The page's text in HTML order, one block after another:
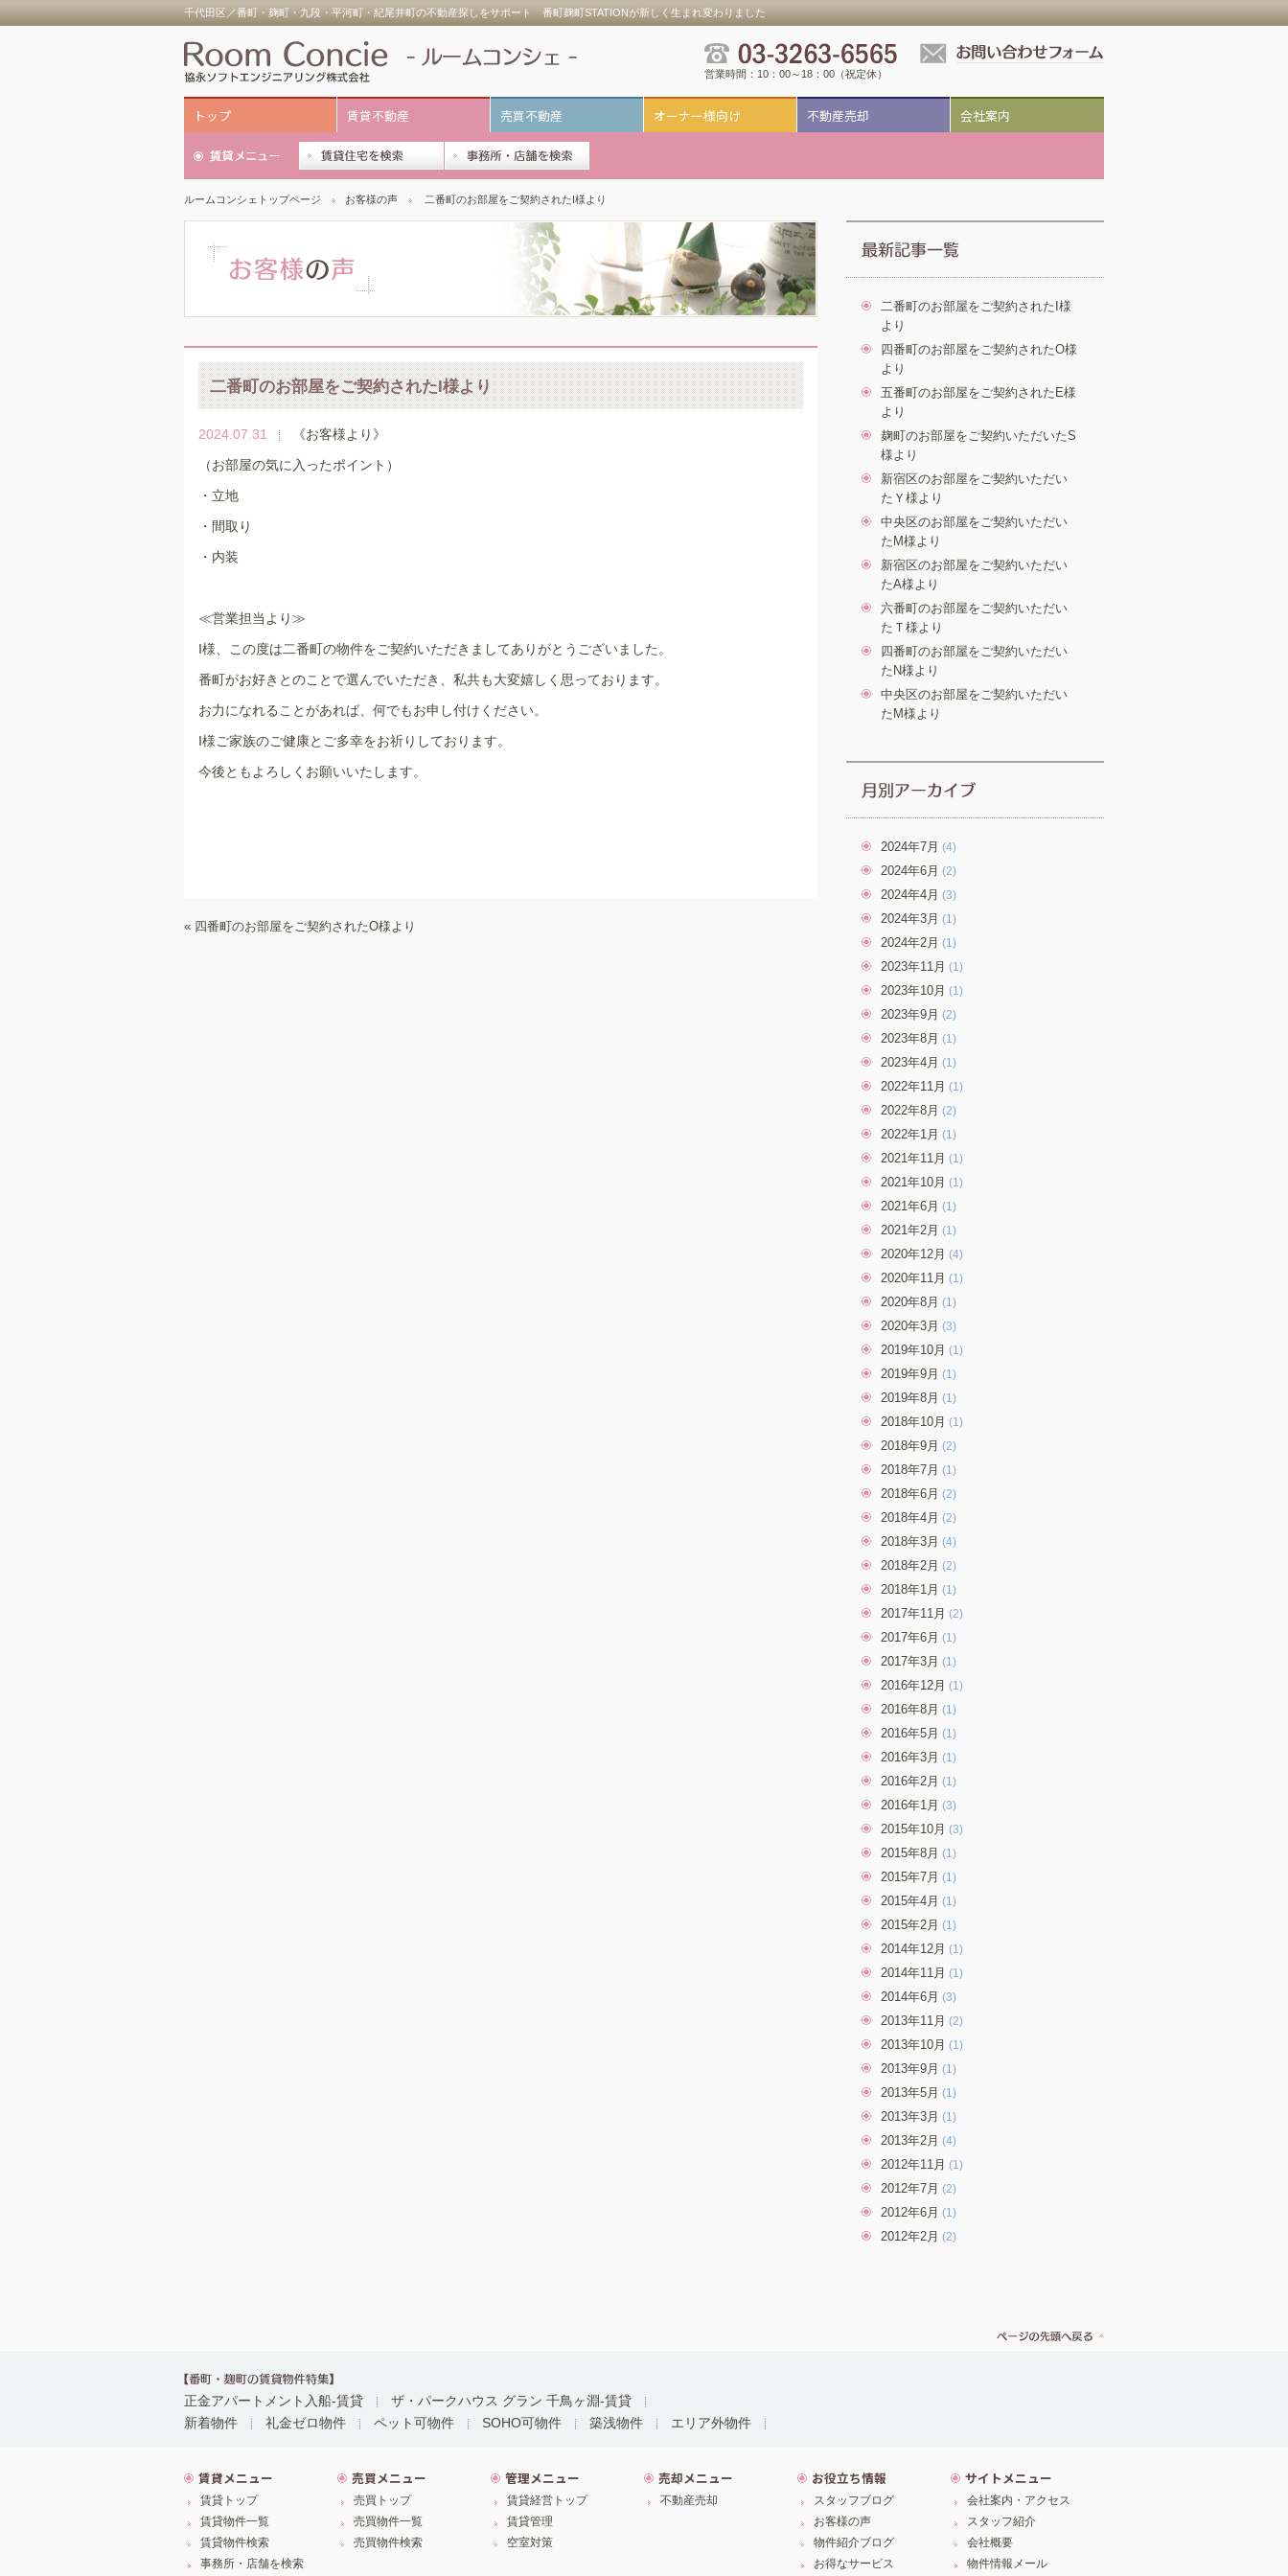
千代田区／番町・麹町・九段・平河町・紀尾井町の不動産探しをサポート 番町麹町STATIONが新しく生まれ変わりました
営業時間：10：00～18：00（祝定休）
トップ 賃貸不動産 売買不動産 オーナー様向け 不動産売却 会社案内
ルームコンシェトップページ お客様の声 二番町のお部屋をご契約されたI様より
二番町のお部屋をご契約されたI様より
2024.07.31
《お客様より》
（お部屋の気に入ったポイント）
・立地
・間取り
・内装
≪営業担当より≫
I様、この度は二番町の物件をご契約いただきましてありがとうございました。
番町がお好きとのことで選んでいただき、私共も大変嬉しく思っております。
お力になれることがあれば、何でもお申し付けください。
I様ご家族のご健康とご多幸をお祈りしております。
今後ともよろしくお願いいたします。
« 四番町のお部屋をご契約されたO様より
二番町のお部屋をご契約されたI様
より
四番町のお部屋をご契約されたO様
より
五番町のお部屋をご契約されたE様
より
麹町のお部屋をご契約いただいたS
様より
新宿区のお部屋をご契約いただい
たＹ様より
中央区のお部屋をご契約いただい
たM様より
新宿区のお部屋をご契約いただい
たA様より
六番町のお部屋をご契約いただい
たＴ様より
四番町のお部屋をご契約いただい
たN様より
中央区のお部屋をご契約いただい
たM様より
2024年7月 (4)
2024年6月 (2)
2024年4月 (3)
2024年3月 (1)
2024年2月 (1)
2023年11月 (1)
2023年10月 (1)
2023年9月 (2)
2023年8月 (1)
2023年4月 (1)
2022年11月 (1)
2022年8月 (2)
2022年1月 (1)
2021年11月 (1)
2021年10月 (1)
2021年6月 (1)
2021年2月 (1)
2020年12月 (4)
2020年11月 (1)
2020年8月 (1)
2020年3月 (3)
2019年10月 (1)
2019年9月 (1)
2019年8月 (1)
2018年10月 (1)
2018年9月 (2)
2018年7月 (1)
2018年6月 (2)
2018年4月 (2)
2018年3月 (4)
2018年2月 (2)
2018年1月 (1)
2017年11月 (2)
2017年6月 (1)
2017年3月 (1)
2016年12月 (1)
2016年8月 (1)
2016年5月 (1)
2016年3月 (1)
2016年2月 (1)
2016年1月 (3)
2015年10月 (3)
2015年8月 (1)
2015年7月 (1)
2015年4月 (1)
2015年2月 (1)
2014年12月 (1)
2014年11月 (1)
2014年6月 (3)
2013年11月 (2)
2013年10月 (1)
2013年9月 (1)
2013年5月 (1)
2013年3月 (1)
2013年2月 (4)
2012年11月 (1)
2012年7月 (2)
2012年6月 (1)
2012年2月 (2)
正金アパートメント入船-賃貸
ザ・パークハウス グラン 千鳥ヶ淵-賃貸
新着物件
礼金ゼロ物件 ペット可物件 SOHO可物件 築浅物件 エリア外物件
賃貸メニュー
賃貸トップ
賃貸物件一覧
賃貸物件検索
事務所・店舗を検索
売買メニュー
売買トップ
売買物件一覧
売買物件検索
管理メニュー
賃貸経営トップ
賃貸管理
空室対策
売却メニュー
不動産売却
お役立ち情報
スタッフブログ
お客様の声
物件紹介ブログ
お得なサービス
サイトメニュー
会社案内・アクセス
スタッフ紹介
会社概要
物件情報メール